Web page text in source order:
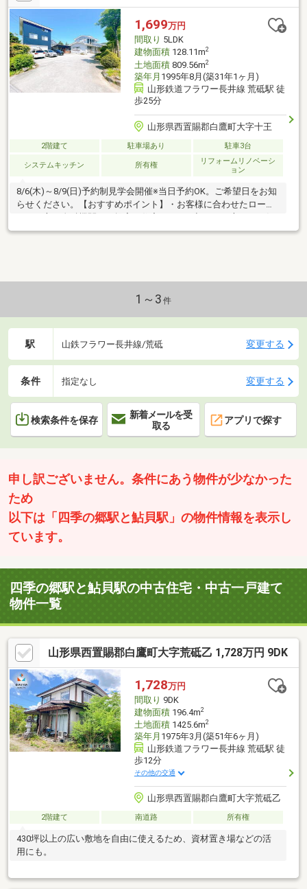
1,699万円
間取り 5LDK
建物面積128.11m2
土地面積809.56m2
築年月 1995年8月(築31年1ヶ月)
山形鉄道フラワー長井線 荒砥駅 徒
歩25分
山形県西置賜郡白鷹町大字十王
2階建て 駐車場あり 駐車3台
システムキッチン 所有権
リフォームリノベーシ
ョン
8/6(木)～8/9(日)予約制見学会開催※当日予約OK。ご希望日をお知
らせください。【おすすめポイント】・お客様に合わせたローン
軽にご相談ください【周辺施設】・荒砥小学校まで1200ｍ(徒歩15
場まで1800ｍ（徒歩23分）・白鷹愛菜館まで1500ｍ（徒歩19
分）・薬王堂山形白鷹店様まで11～3 件
駅 山鉄フラワー長井線/荒砥 変更する
条件 指定なし 変更する
検索条件を保存
新着メールを受
取る
アプリで探す
申し訳ございません。条件にあう物件が少なかった
ため
以下は「四季の郷駅と鮎貝駅」の物件情報を表示し
ています。
四季の郷駅と鮎貝駅の中古住宅・中古一戸建て
物件一覧
山形県西置賜郡白鷹町大字荒砥乙 1,728万円 9DK
1,728万円
間取り 9DK
建物面積196.4m2
土地面積1425.6m2
築年月 1975年3月(築51年6ヶ月)
山形鉄道フラワー長井線 荒砥駅 徒
歩12分
その他の交通
山形県西置賜郡白鷹町大字荒砥乙
2階建て 南道路 所有権
430坪以上の広い敷地を自由に使えるため、資材置き場などの活
用にも。